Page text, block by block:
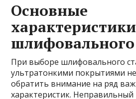
Основные
характеристики
шлифовального
При выборе шлифовального
ультратонкими покрытиями
обратить внимание на ряд
характеристик.